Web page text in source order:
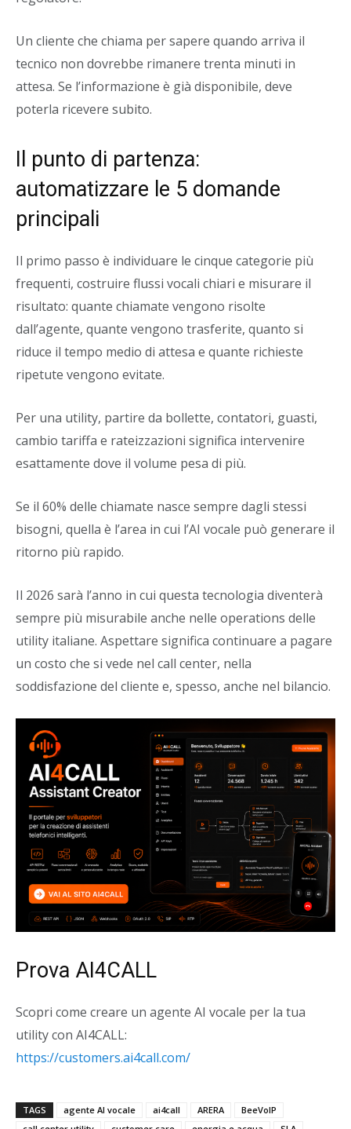
Un cliente che chiama per sapere quando arriva il
tecnico non dovrebbe rimanere trenta minuti in
attesa. Se l’informazione è già disponibile, deve
poterla ricevere subito.
Il punto di partenza:
automatizzare le 5 domande
principali
Il primo passo è individuare le cinque categorie più
frequenti, costruire flussi vocali chiari e misurare il
risultato: quante chiamate vengono risolte
dall’agente, quante vengono trasferite, quanto si
riduce il tempo medio di attesa e quante richieste
ripetute vengono evitate.
Per una utility, partire da bollette, contatori, guasti,
cambio tariffa e rateizzazioni significa intervenire
esattamente dove il volume pesa di più.
Se il 60% delle chiamate nasce sempre dagli stessi
bisogni, quella è l’area in cui l’AI vocale può generare il
ritorno più rapido.
Il 2026 sarà l’anno in cui questa tecnologia diventerà
sempre più misurabile anche nelle operations delle
utility italiane. Aspettare significa continuare a pagare
un costo che si vede nel call center, nella
soddisfazione del cliente e, spesso, anche nel bilancio.
Prova AI4CALL
Scopri come creare un agente AI vocale per la tua
utility con AI4CALL:
https://customers.ai4call.com/
TAGS agente AI vocale ai4call ARERA
BeeVoIP